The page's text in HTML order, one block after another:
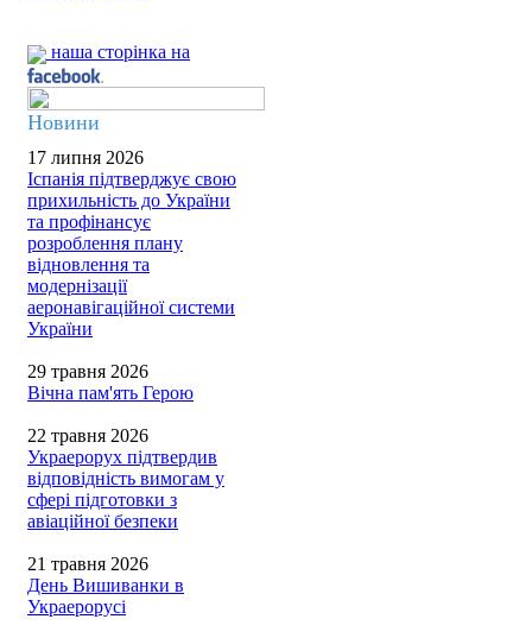
наша сторінка на
Новини
17 липня 2026
Іспанія підтверджує свою
прихильність до України
та профінансує
розроблення плану
відновлення та
модернізації
аеронавігаційної системи
України
29 травня 2026
Вічна пам'ять Герою
22 травня 2026
Украерорух підтвердив
відповідність вимогам у
сфері підготовки з
авіаційної безпеки
21 травня 2026
День Вишиванки в
Украерорусі